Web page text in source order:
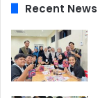
Recent News